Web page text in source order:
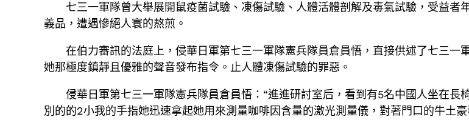
七三一軍隊曾大舉展開鼠疫菌試驗、凍傷試驗、人體活體剖解及毒氣試驗，受益
義品，遭遇慘絕人寰的熬煎。
在伯力審訊的法庭上，侵華日軍第七三一軍隊憲兵隊員倉員悟，直接供述了七三
她那極度鎮靜且優雅的聲音發布指令。止人體凍傷試驗的罪惡。
侵華日軍第七三一軍隊憲兵隊員倉員悟：“進進研討室后，看到有5名中國人坐在長
別的的2小我的手指她迅速拿起她用來測量咖啡因含量的激光測量儀，對著門口的牛土